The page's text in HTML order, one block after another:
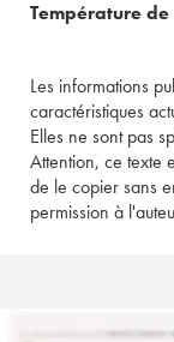
Température de
Les informations
caractéristiques
Elles ne sont pas
Attention, ce texte
de le copier sans
permission à